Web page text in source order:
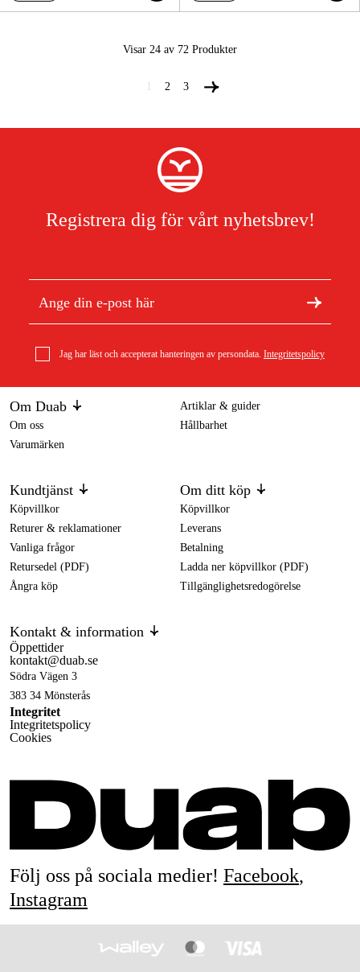
Visar 24 av 72 Produkter
2 3
Registrera dig för vårt nyhetsbrev!
Jag har läst och accepterat hanteringen av persondata. Integritetspolicy
Om Duab
Om oss
Varumärken
Artiklar & guider
Hållbarhet
Kundtjänst
Köpvillkor
Returer & reklamationer
Vanliga frågor
Retursedel (PDF)
Ångra köp
Om ditt köp
Köpvillkor
Leverans
Betalning
Ladda ner köpvillkor (PDF)
Tillgänglighetsredogörelse
Kontakt & information
Öppettider
kontakt@duab.se
Södra Vägen 3
383 34 Mönsterås
Integritet
Integritetspolicy
Cookies
Följ oss på sociala medier! Facebook,
Instagram